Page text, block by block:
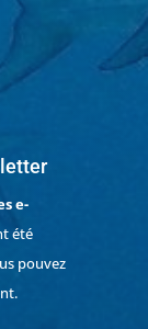
e-
été
pouvez